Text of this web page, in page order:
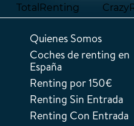
Quienes Somos
Coches de renting en
España
Renting por 150€
Renting Sin Entrada
Renting Con Entrada